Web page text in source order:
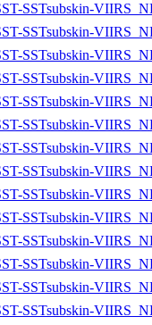
SSTsubskin-
SSTsubskin-
SSTsubskin-
SSTsubskin-
SSTsubskin-
SSTsubskin-
SSTsubskin-
SSTsubskin-
SSTsubskin-
SSTsubskin-
SSTsubskin-
SSTsubskin-
SSTsubskin-
SSTsubskin-